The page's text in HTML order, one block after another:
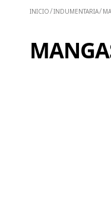
INDUMENTARIA